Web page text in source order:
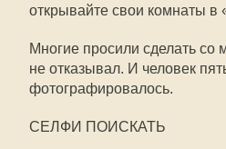
открывайте свои комнаты в
Многие просили сделать со
не отказывал. И человек
фотографировалось.
СЕЛФИ ПОИСКАТЬ